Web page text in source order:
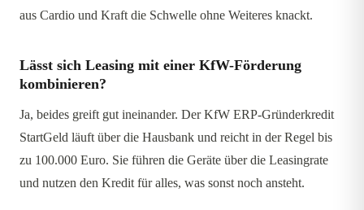
aus Cardio und Kraft die Schwelle ohne Weiteres knackt.
Lässt sich Leasing mit einer KfW-Förderung
kombinieren?
Ja, beides greift gut ineinander. Der KfW ERP-Gründerkredit
StartGeld läuft über die Hausbank und reicht in der Regel bis
zu 100.000 Euro. Sie führen die Geräte über die Leasingrate
und nutzen den Kredit für alles, was sonst noch ansteht.